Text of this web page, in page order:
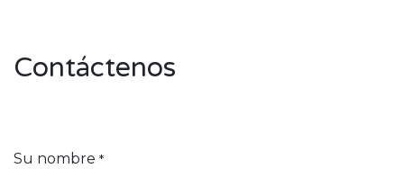
Contáctenos
Su nombre *